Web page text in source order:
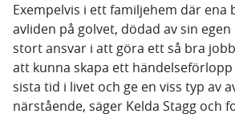
Exempelvis i ett familjehem där ena
avliden på golvet, dödad av sin
stort ansvar i att göra ett så bra
att kunna skapa ett
sista tid i livet och ge en viss typ av
närstående, säger Kelda Stagg och